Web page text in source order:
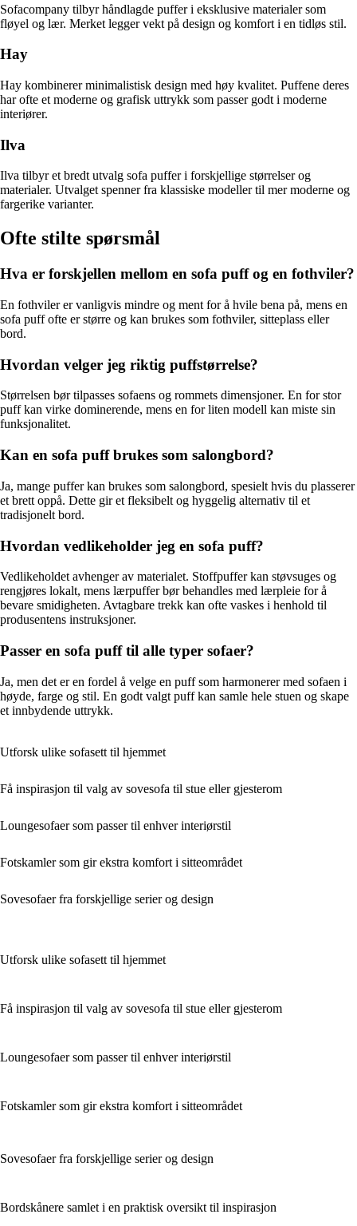
Sofacompany tilbyr håndlagde puffer i eksklusive materialer som
fløyel og lær. Merket legger vekt på design og komfort i en tidløs stil.
Hay
Hay kombinerer minimalistisk design med høy kvalitet. Puffene deres
har ofte et moderne og grafisk uttrykk som passer godt i moderne
interiører.
Ilva
Ilva tilbyr et bredt utvalg sofa puffer i forskjellige størrelser og
materialer. Utvalget spenner fra klassiske modeller til mer moderne og
fargerike varianter.
Ofte stilte spørsmål
Hva er forskjellen mellom en sofa puff og en fothviler?
En fothviler er vanligvis mindre og ment for å hvile bena på, mens en
sofa puff ofte er større og kan brukes som fothviler, sitteplass eller
bord.
Hvordan velger jeg riktig puffstørrelse?
Størrelsen bør tilpasses sofaens og rommets dimensjoner. En for stor
puff kan virke dominerende, mens en for liten modell kan miste sin
funksjonalitet.
Kan en sofa puff brukes som salongbord?
Ja, mange puffer kan brukes som salongbord, spesielt hvis du plasserer
et brett oppå. Dette gir et fleksibelt og hyggelig alternativ til et
tradisjonelt bord.
Hvordan vedlikeholder jeg en sofa puff?
Vedlikeholdet avhenger av materialet. Stoffpuffer kan støvsuges og
rengjøres lokalt, mens lærpuffer bør behandles med lærpleie for å
bevare smidigheten. Avtagbare trekk kan ofte vaskes i henhold til
produsentens instruksjoner.
Passer en sofa puff til alle typer sofaer?
Ja, men det er en fordel å velge en puff som harmonerer med sofaen i
høyde, farge og stil. En godt valgt puff kan samle hele stuen og skape
et innbydende uttrykk.
Utforsk ulike sofasett til hjemmet
Få inspirasjon til valg av sovesofa til stue eller gjesterom
Loungesofaer som passer til enhver interiørstil
Fotskamler som gir ekstra komfort i sitteområdet
Sovesofaer fra forskjellige serier og design
Utforsk ulike sofasett til hjemmet
Få inspirasjon til valg av sovesofa til stue eller gjesterom
Loungesofaer som passer til enhver interiørstil
Fotskamler som gir ekstra komfort i sitteområdet
Sovesofaer fra forskjellige serier og design
Bordskånere samlet i en praktisk oversikt til inspirasjon